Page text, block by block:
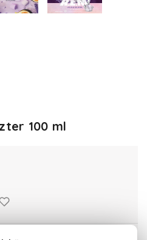
100 ml